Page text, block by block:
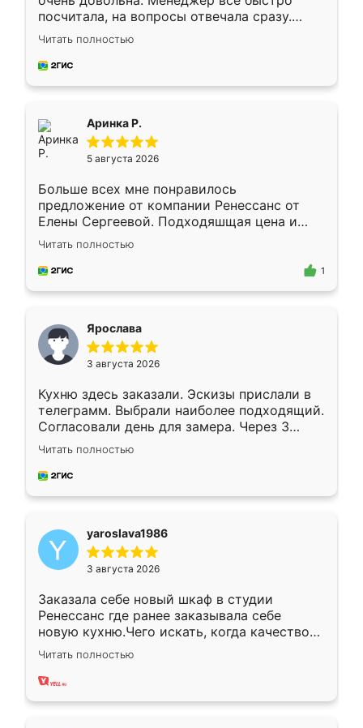
посчитала, на вопросы отвечала сразу.
Замерщик приехал в субботу, подошёл к
делу со всей ответственностью. Собрали
за день, ребята работали аккуратно, даже
Читать полностью
Аринка Р.
5 августа 2026
Больше всех мне понравилось
предложение от компании Ренессанс от
Елены Сергеевой. Подходяшщая цена и
короткие сроки изготовления. Приехавший
для замера сотрудник Владислав
предложил по моему эскизу самый
Читать полностью
1
Ярослава
3 августа 2026
Кухню здесь заказали. Эскизы прислали в
телеграмм. Выбрали наиболее подходящий.
Согласовали день для замера. Через 3
недели кухня была уже готова. Остались
довольны работой. Спасибо Ренессанс
мебель за качественную работу!
Читать полностью
yaroslava1986
3 августа 2026
Заказала себе новый шкаф в студии
Ренессанс где ранее заказывала себе
новую кухню.Чего искать, когда качеством
вполне довольна. Служит кухня уже почти
два года, нареканий нет.
Читать полностью